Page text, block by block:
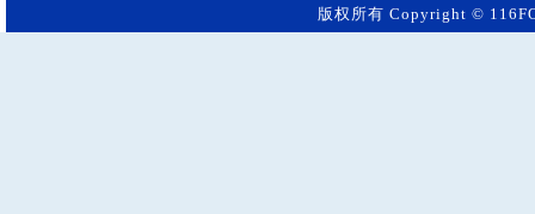
版权所有 Copyright ©